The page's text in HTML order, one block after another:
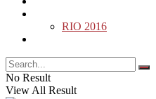
RIO 2016
No Result
View All Result